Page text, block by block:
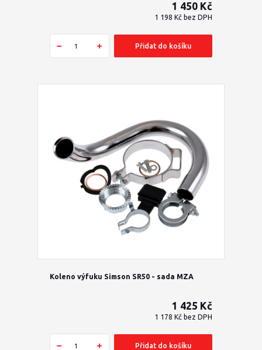
1 450 Kč
1 198 Kč bez DPH
Přidat do košíku
Koleno výfuku Simson SR50 - sada MZA
1 425 Kč
1 178 Kč bez DPH
Přidat do košíku